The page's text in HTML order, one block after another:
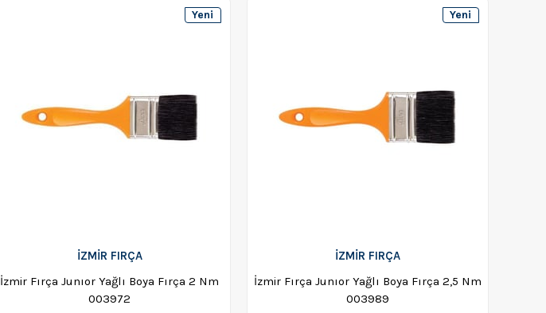
İZMİR FIRÇA
İzmir Fırça Junıor Yağlı Boya Fırça 2 Nm
003972
Yeni
İZMİR FIRÇA
İzmir Fırça Junıor Yağlı Boya Fırça 2,5 Nm
003989
Yeni